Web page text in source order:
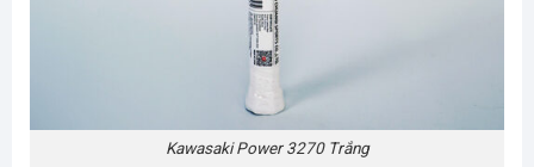
Kawasaki Power 3270 Trắng